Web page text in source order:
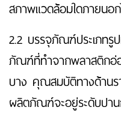
สภาพแวดล้อมใดภายนอ
2.2 บรรจุภัณฑ์ประเภทรู
ภัณฑ์ที่ทำจากพลาสติกอ่
บาง คุณสมบัติทางด้าน
ผลิตภัณฑ์จะอยู่ระดับปา